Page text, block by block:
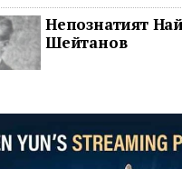
Непознатият
Шейтанов